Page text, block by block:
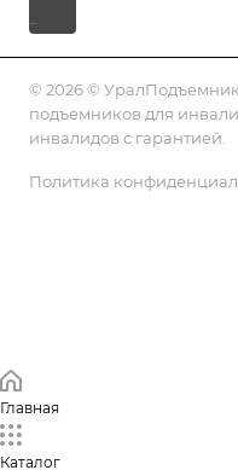
© 2026 ©
подъемников для
инвалидов с гарантией.
Политика
Главная
Каталог